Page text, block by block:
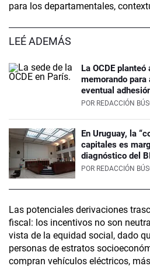
para los departamentales,
LEÉ ADEMÁS
La OCDE
memorando para
eventual
POR REDACCIÓN
En Uruguay, la
capitales es
diagnóstico del
POR REDACCIÓN
Las potenciales derivaciones
fiscal: los incentivos no son
vista de la equidad social, dado
personas de estratos
compran vehículos eléctricos,